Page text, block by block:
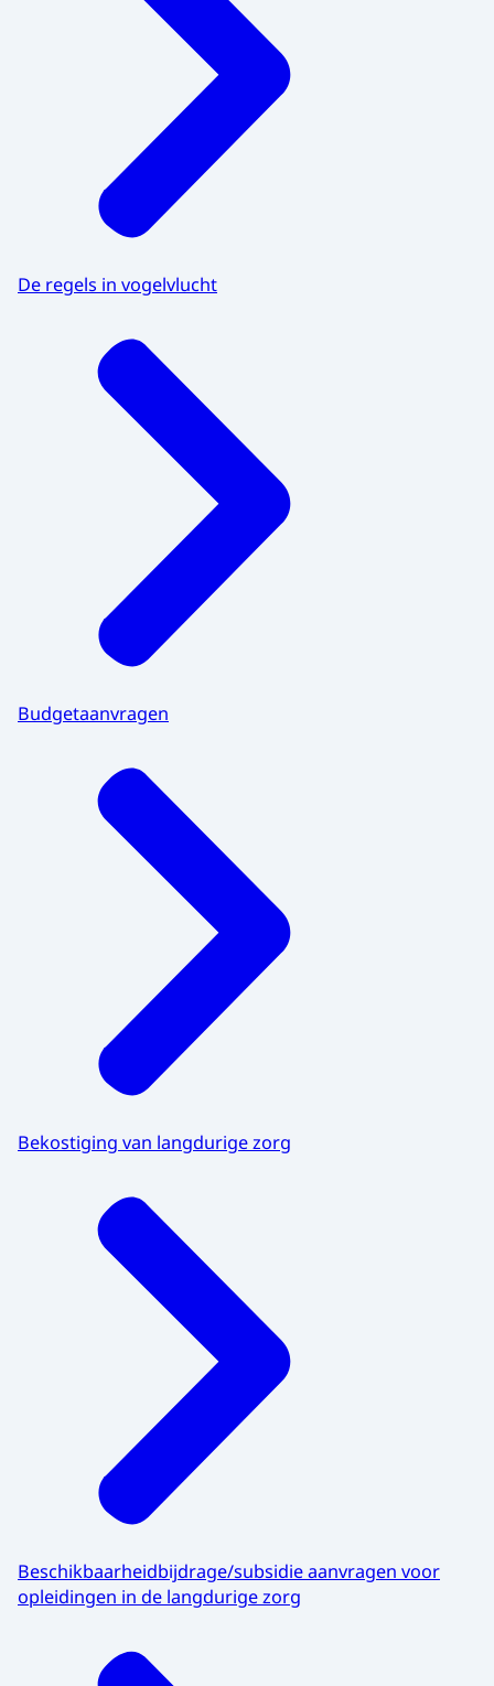
De regels in vogelvlucht
Budgetaanvragen
Bekostiging van langdurige zorg
Beschikbaarheidbijdrage/subsidie aanvragen voor
opleidingen in de langdurige zorg